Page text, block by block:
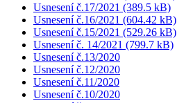
Usnesení č.17/2021 (389.5 kB)
Usnesení č.16/2021 (604.42 kB)
Usnesení č.15/2021 (529.26 kB)
Usnesení č. 14/2021 (799.7 kB)
Usnesení č.13/2020
Usnesení č.12/2020
Usnesení č.11/2020
Usnesení č.10/2020